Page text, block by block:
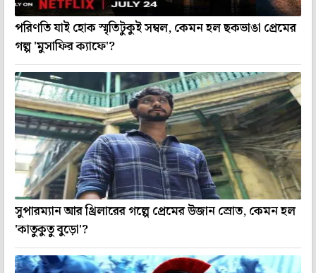
পরিণতি যাই হোক স্মৃতিটুকুই সম্বল, কেমন হল ছকভাঙা প্রেমের
গল্প 'মুসাফির ক্যাফে'?
সুপারম্যান আর থ্রিলারের গল্পে প্রেমের উজান স্রোত, কেমন হল
'কাতুকুতু বুড়ো'?